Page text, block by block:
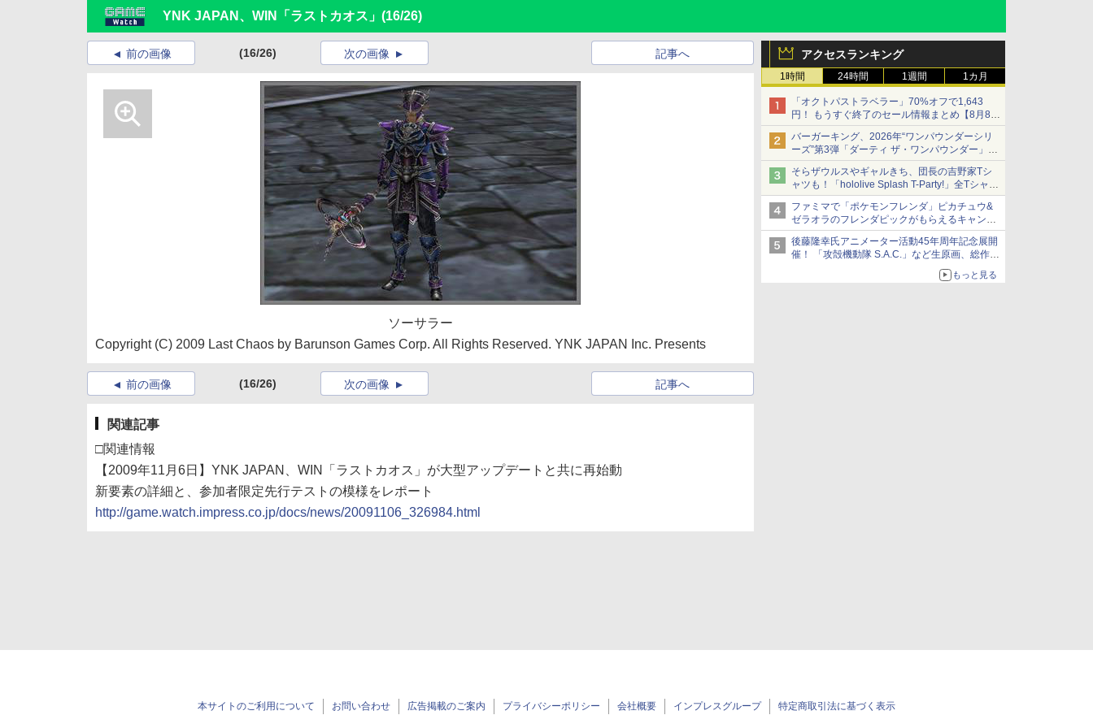
YNK JAPAN、WIN「ラストカオス」 (16/26)
アクセスランキング
1時間 24時間 1週間 1カ月
「オクトパストラベラー」70%オフで1,643
円！ もうすぐ終了のセール情報まとめ【8月8日
更新】
ニンテンドーeショップでは「大神 絶景版」が
67%オフで990円
バーガーキング、2026年“ワンパウンダーシリ
ーズ”第3弾「ダーティ ザ・ワンパウンダー」を
8月7日発売
「特製ガーリックマヨソース」を使用した超大
型チーズバーガー
そらザウルスやギャルきち、団長の吉野家Tシ
ャツも！「hololive Splash T-Party!」全Tシャツ
ラインナップ公開＆オンライン販売開始
ファミマで「ポケモンフレンダ」ピカチュウ&
ゼラオラのフレンダピックがもらえるキャンペ
ーン開催！
後藤隆幸氏アニメーター活動45年周年記念展開
催！ 「攻殻機動隊 S.A.C.」など生原画、総作画
もっと見る
前の画像 (16/26) 記事へ
次の画像
ソーサラー
Copyright (C) 2009 Last Chaos by Barunson Games Corp. All Rights Reserved. YNK JAPAN Inc. Presents
前の画像 (16/26) 記事へ
次の画像
関連記事
□関連情報
【2009年11月6日】YNK JAPAN、WIN「ラストカオス」が大型アップデートと共に再始動
新要素の詳細と、参加者限定先行テストの模様をレポート
http://game.watch.impress.co.jp/docs/news/20091106_326984.html
本サイトのご利用について お問い合わせ 広告掲載のご案内 プライバシーポリシー 会社概要 インプレスグループ 特定商取引法に基づく表示